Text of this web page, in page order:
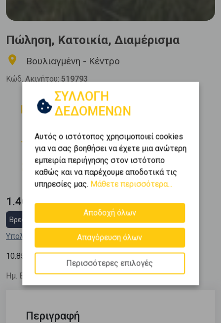
Πώληση, Κατοικία, Διαμέρισμα
Βουλιαγμένη - Κέντρο
Κώδ. Ακινήτου: 519793
Δωμάτια
3
1
Όροφος
2 (2ος)
Θέση Στάθμευσης
1
Εμβαδόν
129 m2
Κατασκευή
1990
1.400.000 €
Βρες στεγαστικό δάνειο
Υπολόγισε τη δόση μου
10.853 € / m2
Ημ. Ενημέρωσης: 27/04/26
Περιγραφή
ΣΥΛΛΟΓΗ
ΔΕΔΟΜΕΝΩΝ
Αυτός ο ιστότοπος χρησιμοποιεί cookies
για να σας βοηθήσει να έχετε μια ανώτερη
εμπειρία περιήγησης στον ιστότοπο
καθώς και να παρέχουμε αποδοτικά τις
υπηρεσίες μας. Μάθετε περισσότερα...
Αποδοχή όλων
Απαγόρευση όλων
Περισσότερες επιλογές